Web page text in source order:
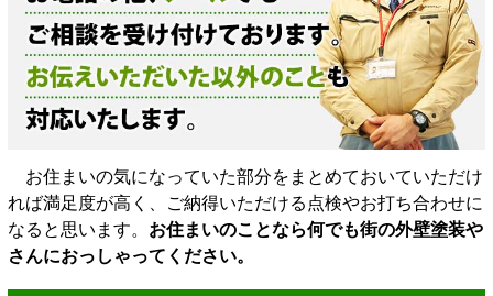
お住まいの気になっていた部分をまとめておいていただけ
れば満足度が高く、ご納得いただける点検やお打ち合わせに
なると思います。 お住まいのことなら何でも街の外壁塗装や
さんにおっしゃってください。